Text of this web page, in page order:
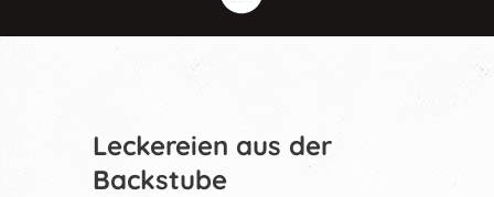
Leckereien aus der
Backstube